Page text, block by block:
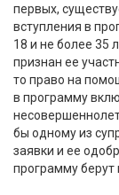
первых,
вступления в
18 и не более 35
признан ее
то право на
в программу
бы одному из
заявки и ее
программу берут